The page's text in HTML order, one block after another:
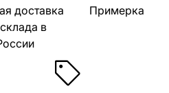
доставка
в
Примерка